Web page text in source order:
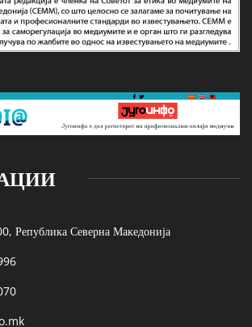
Република Северна Македонија